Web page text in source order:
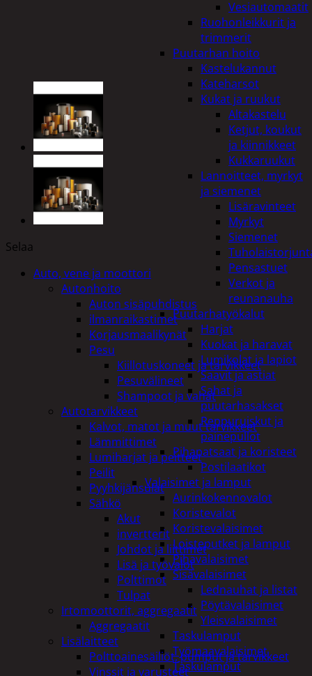
Vesiautomaatit
Ruohonleikkurit ja
trimmerit
Puutarhan hoito
Kastelukannut
Kateharsot
Kukat ja ruukut
Altakastelu
Ketjut, koukut
ja kiinnikkeet
Kukkaruukut
Lannoitteet, myrkyt
ja siemenet
Lisäravinteet
Myrkyt
Siemenet
Pensastuet
Verkot ja
reunanauha
Puutarhatyökalut
Harjat
Kuokat ja haravat
Lumikolat ja lapiot
Saavit ja astiat
Sahat ja
puutarhasakset
Reppuruiskut ja
painepullot
Pihapatsaat ja koristeet
Postilaatikot
Valaisimet ja lamput
Aurinkokennovalot
Koristevalot
Koristevalaisimet
Loisteputket ja lamput
Pihavalaisimet
Sisävalaisimet
Lednauhat ja listat
Pöytävalaisimet
Yleisvalaisimet
Taskulamput
Työmaavalaisimet
Taskulamput
Selaa
Auto, vene ja moottori
Autonhoito
Auton sisäpuhdistus
ilmanraikastimet
Korjausmaalikynät
Pesu
Kiillotuskoneet ja tarvikkeet
Pesuvälineet
Shampoot ja vahat
Autotarvikkeet
Kalvot, matot ja muut tarvikkeet
Lämmittimet
Lumiharjat ja peitteet
Peilit
Pyyhkijänsulat
Sähkö
Akut
invertterit
Johdot ja liittimet
Lisä ja työvalot
Polttimot
Tulpat
Irtomoottorit, aggregaatit
Aggregaatit
Lisälaitteet
Polttoainesäiliöt, pumput ja tarvikkeet
Vinssit ja varusteet